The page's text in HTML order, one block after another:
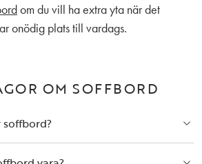
om du vill ha extra yta när det
onödig plats till vardags.
OM SOFFBORD
soffbord?